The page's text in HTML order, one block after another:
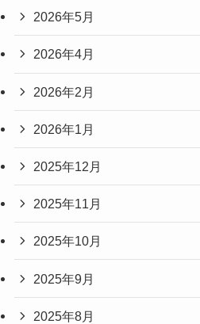
2026年5月
2026年4月
2026年2月
2026年1月
2025年12月
2025年11月
2025年10月
2025年9月
2025年8月